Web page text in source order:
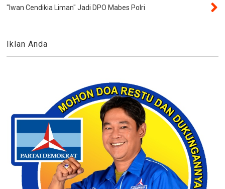
"Iwan Cendikia Liman" Jadi DPO Mabes Polri
Iklan Anda